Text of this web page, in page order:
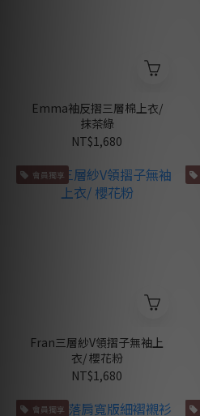
Emma袖反摺三層棉上衣/
抹茶綠
NT$1,680
會員獨享
Fran三層紗V領摺子無袖上
衣/ 櫻花粉
NT$1,680
會員獨享